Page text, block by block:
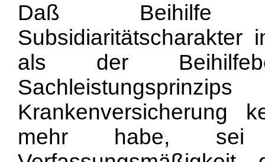
Daß Beihilfe
Subsidiaritätscharakter
als der
Krankenversicherung
mehr habe, sei